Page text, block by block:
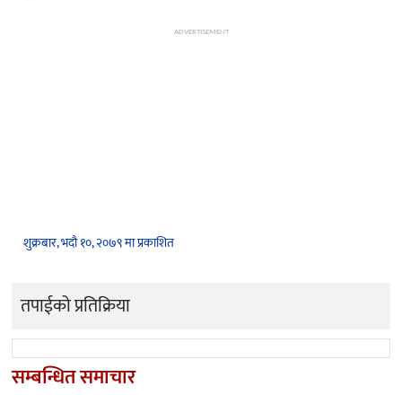
ADVERTISEMENT
शुक्रबार, भदौ १०, २०७९ मा प्रकाशित
तपाईको प्रतिक्रिया
सम्बन्धित समाचार